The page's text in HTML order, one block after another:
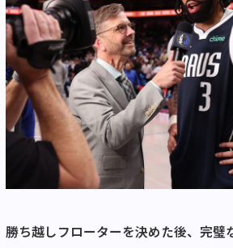
勝ち越しフローターを決めた後、完璧